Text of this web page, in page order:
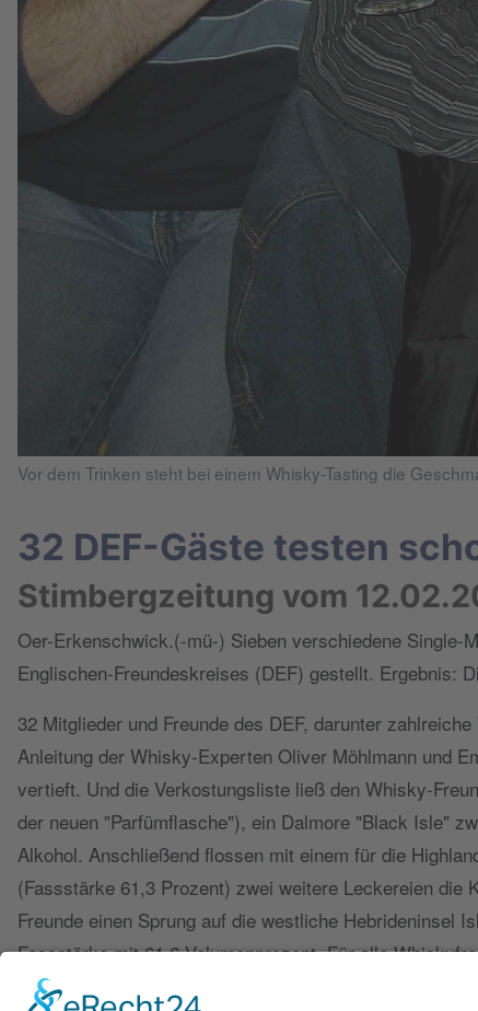
Vor dem Trinken steht bei einem Whisky-Tasting die
32 DEF-Gäste testen
Stimbergzeitung vom
Oer-Erkenschwick.(-mü-) Sieben verschiedene
Englischen-Freundeskreises (DEF) gestellt. Ergebnis:
32 Mitglieder und Freunde des DEF, darunter
Anleitung der Whisky-Experten Oliver Möhlmann und
vertieft. Und die Verkostungsliste ließ den Whisky-
der neuen "Parfümflasche"), ein Dalmore "Black Isle"
Alkohol. Anschließend flossen mit einem für die
(Fassstärke 61,3 Prozent) zwei weitere Leckereien
Freunde einen Sprung auf die westliche Hebrideninsel
Fassstärke mit 61,6 Volumenprozent. Für alle